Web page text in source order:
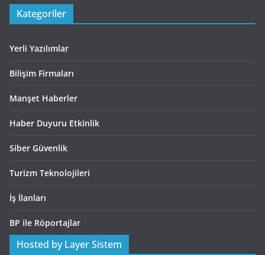
Kategoriler
Yerli Yazılımlar
Bilişim Firmaları
Manşet Haberler
Haber Duyuru Etkinlik
Siber Güvenlik
Turizm Teknolojileri
İş İlanları
BP ile Röportajlar
Hosted by Layer Sistem